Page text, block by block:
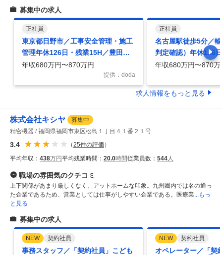
募集中の求人
正社員
東京都日野市／工事安全管理・施工
管理年休126日・残業15H／豊田通
商G／福利厚生充実
年収680万円〜870万円
提供：doda
正社員
名古屋駅徒歩5分／
判定確認）年休126
豊田通商G／福利厚
年収680万円〜870万
求人情報をもっと見る
株式会社キシヤ
募集中
精密機器
福岡県福岡市東区松島１丁目４１番２１号
3.4 （25件の評価 ）
平均年収： 438万円平均残業時間： 20.0時間従業員数： 544人
職場の雰囲気のクチコミ
上下関係があまり厳しくなく、アットホームな印象。九州圏内では名の通っ
た企業であるため、営業としては仕事がしやすい企業である。医療業...もっ
と見る
募集中の求人
NEW 契約社員
事務スタッフ／「契約社員」こども
NEW 契約社員
オペレーター／「契